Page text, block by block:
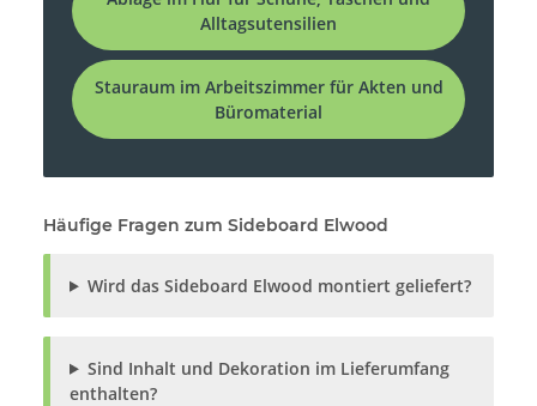
Alltagsutensilien
Stauraum im Arbeitszimmer für Akten und
Büromaterial
Häufige Fragen zum Sideboard Elwood
Wird das Sideboard Elwood montiert geliefert?
Sind Inhalt und Dekoration im Lieferumfang
enthalten?